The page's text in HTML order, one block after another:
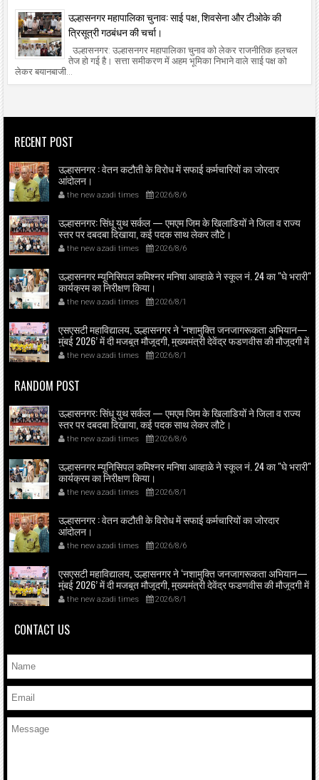
उल्हासनगर महापालिका चुनाव: साई पक्ष, शिवसेना और टीओके की
त्रिसूत्री गठबंधन की चर्चा।
उल्हासनगर: उल्हासनगर महापालिका चुनाव को लेकर राजनीतिक हलचल
तेज हो गई है। सत्ता समीकरण में अहम भूमिका निभाने वाले साई पक्ष को
लेकर बयानबाजी...
RECENT POST
उल्हासनगर : वेतन कटौती के विरोध में सफाई कर्मचारियों का जोरदार
आंदोलन।
the new azadi times 2026/8/6
उल्हासनगर: सिंधू युथ सर्कल — एमएम जिम के खिलाडियों ने जिला व राज्य
स्तर पर दबदबा दिखाया, कई पदक साथ लेकर लौटे।
the new azadi times 2026/8/6
उल्हासनगर म्यूनिसिपल कमिश्नर मनिषा आव्हाळे ने स्कूल नं. 24 का "घे भरारी"
कार्यक्रम का निरीक्षण किया।
the new azadi times 2026/8/1
एसएसटी महाविद्यालय, उल्हासनगर ने ‘नशामुक्ति जनजागरूकता अभियान—
मुंबई 2026’ में दी मजबूत मौजूदगी, मुख्यमंत्री देवेंद्र फडणवीस की मौजूदगी में
मुंबई के एनएससीआई डोम में आयोजित शपथ ग्रहण समारोह का लाइव
प्रसारण उल्हासनगर में भी दिखाया गया; छात्रों ने प्रत्यक्ष व ऑनलाइन
the new azadi times 2026/8/1
RANDOM POST
उल्हासनगर: सिंधू युथ सर्कल — एमएम जिम के खिलाडियों ने जिला व राज्य
स्तर पर दबदबा दिखाया, कई पदक साथ लेकर लौटे।
the new azadi times 2026/8/6
उल्हासनगर म्यूनिसिपल कमिश्नर मनिषा आव्हाळे ने स्कूल नं. 24 का "घे भरारी"
कार्यक्रम का निरीक्षण किया।
the new azadi times 2026/8/1
उल्हासनगर : वेतन कटौती के विरोध में सफाई कर्मचारियों का जोरदार
आंदोलन।
the new azadi times 2026/8/6
एसएसटी महाविद्यालय, उल्हासनगर ने ‘नशामुक्ति जनजागरूकता अभियान—
मुंबई 2026’ में दी मजबूत मौजूदगी, मुख्यमंत्री देवेंद्र फडणवीस की मौजूदगी में
मुंबई के एनएससीआई डोम में आयोजित शपथ ग्रहण समारोह का लाइव
प्रसारण उल्हासनगर में भी दिखाया गया; छात्रों ने प्रत्यक्ष व ऑनलाइन
the new azadi times 2026/8/1
CONTACT US